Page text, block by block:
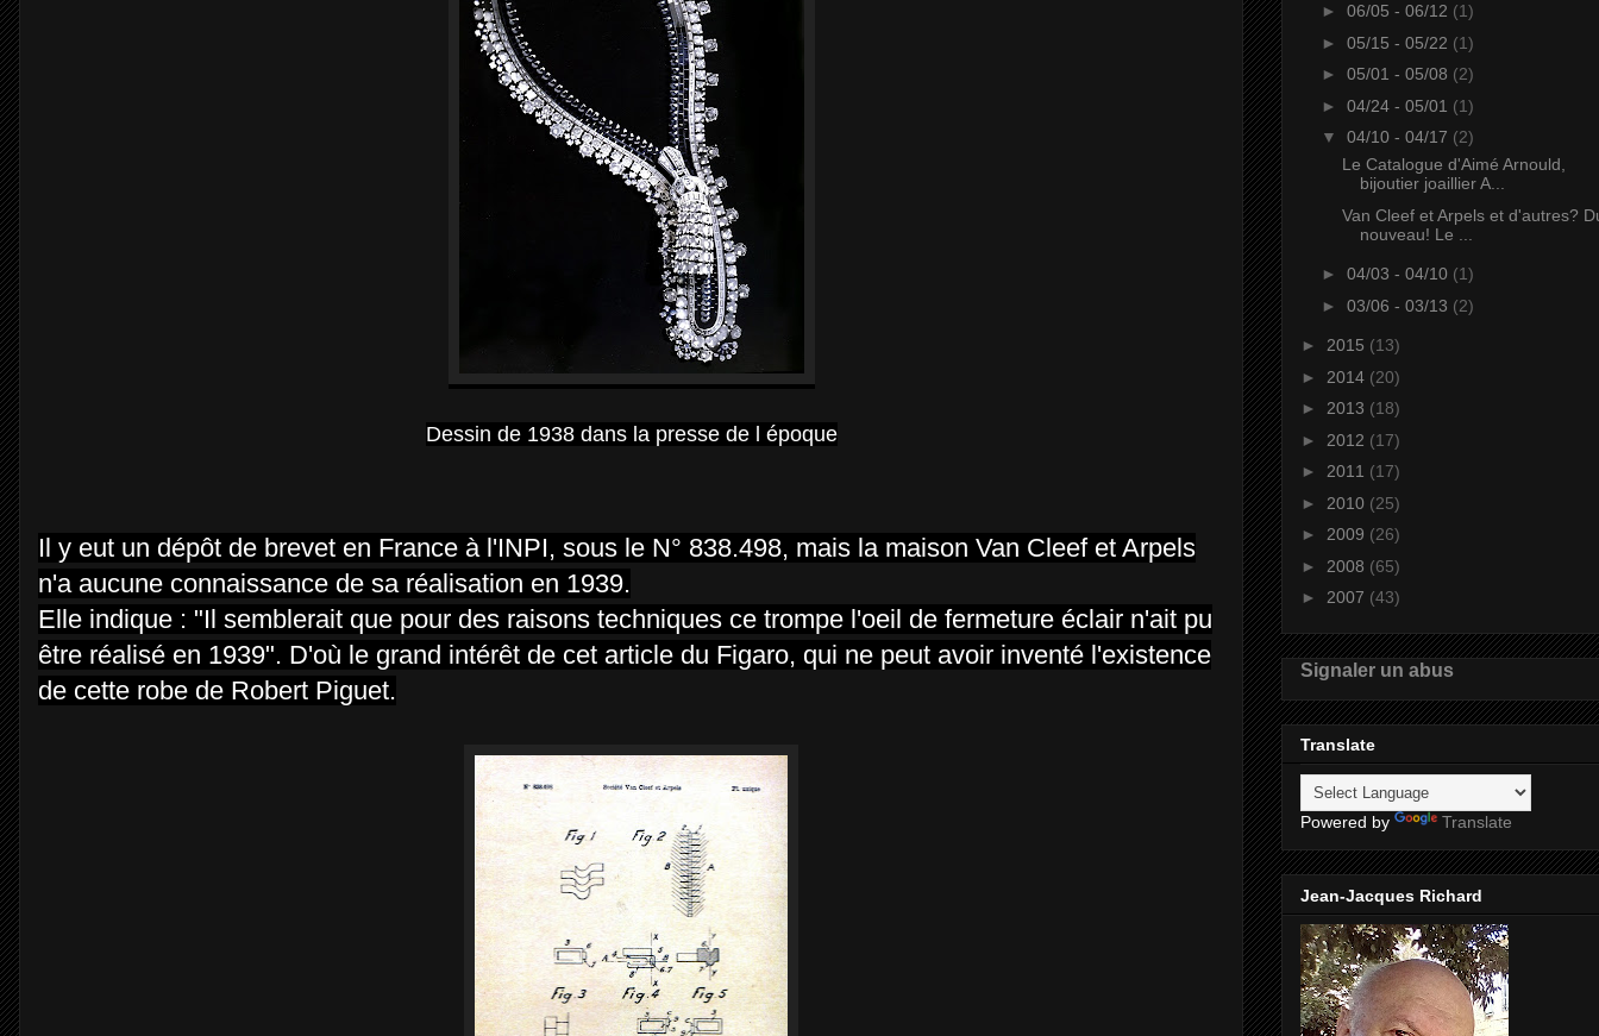
Dessin de 1938 dans la presse de l époque
Il y eut un dépôt de brevet en France à l'INPI, sous le N° 838.498, mais la maison Van Cleef et Arpels
n'a aucune connaissance de sa réalisation en 1939.
Elle indique : "Il semblerait que pour des raisons techniques ce trompe l'oeil de fermeture éclair n'ait pu
être réalisé en 1939". D'où le grand intérêt de cet article du Figaro, qui ne peut avoir inventé l'existence
de cette robe de Robert Piguet.
► 06/05 - 06/12 (1)
► 05/15 - 05/22 (1)
► 05/01 - 05/08 (2)
► 04/24 - 05/01 (1)
▼ 04/10 - 04/17 (2)
Le Catalogue d'Aimé Arnould,
bijoutier joaillier A...
Van Cleef et Arpels et d'autres?
nouveau! Le ...
► 04/03 - 04/10 (1)
► 03/06 - 03/13 (2)
► 2015 (13)
► 2014 (20)
► 2013 (18)
► 2012 (17)
► 2011 (17)
► 2010 (25)
► 2009 (26)
► 2008 (65)
► 2007 (43)
Signaler un abus
Translate
Powered by Translate
Jean-Jacques Richard